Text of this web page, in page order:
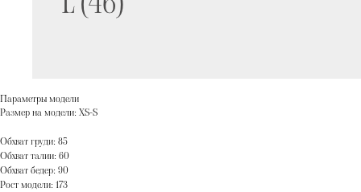
Параметры модели
Размер на модели: XS-S
Обхват груди: 85
Обхват талии: 60
Обхват бедер: 90
Рост модели: 173